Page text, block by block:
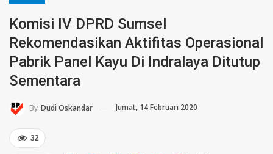
Komisi IV DPRD Sumsel
Rekomendasikan Aktifitas Operasional
Pabrik Panel Kayu Di Indralaya Ditutup
Sementara
By Dudi Oskandar Jumat, 14 Februari 2020
32